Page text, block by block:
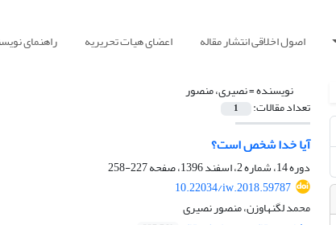
اصول اخلاقی انتشار مقاله اعضای هیات تحریریه راهنمای
نویسنده =نصیری، منصور
تعداد مقالات: 1
آیا خدا شخص است؟
دوره 14، شماره 2، اسفند 1396، صفحه
227-258
10.22034/iw.2018.59787
محمد لگنهاوزن، منصور نصیری